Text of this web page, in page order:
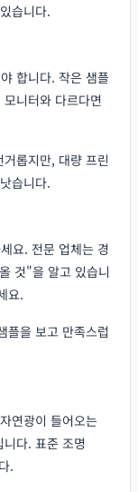
습니다.
합니다. 작은 샘플
니터와 다르다면
롭지만, 대량 프린
습니다.
요. 전문 업체는 경
것"을 알고 있습니
요.
플을 보고 만족스럽
연광이 들어오는
다. 표준 조명
.